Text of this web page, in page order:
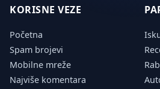
KORISNE VEZE
Početna
Spam brojevi
Mobilne mreže
Najviše komentara